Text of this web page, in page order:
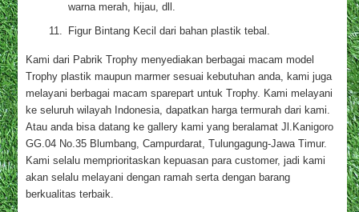
warna merah, hijau, dll.
Figur Bintang Kecil dari bahan plastik tebal.
Kami dari Pabrik Trophy menyediakan berbagai macam model
Trophy plastik maupun marmer sesuai kebutuhan anda, kami juga
melayani berbagai macam sparepart untuk Trophy. Kami melayani
ke seluruh wilayah Indonesia, dapatkan harga termurah dari kami.
Atau anda bisa datang ke gallery kami yang beralamat Jl.Kanigoro
GG.04 No.35 Blumbang, Campurdarat, Tulungagung-Jawa Timur.
Kami selalu memprioritaskan kepuasan para customer, jadi kami
akan selalu melayani dengan ramah serta dengan barang
berkualitas terbaik.